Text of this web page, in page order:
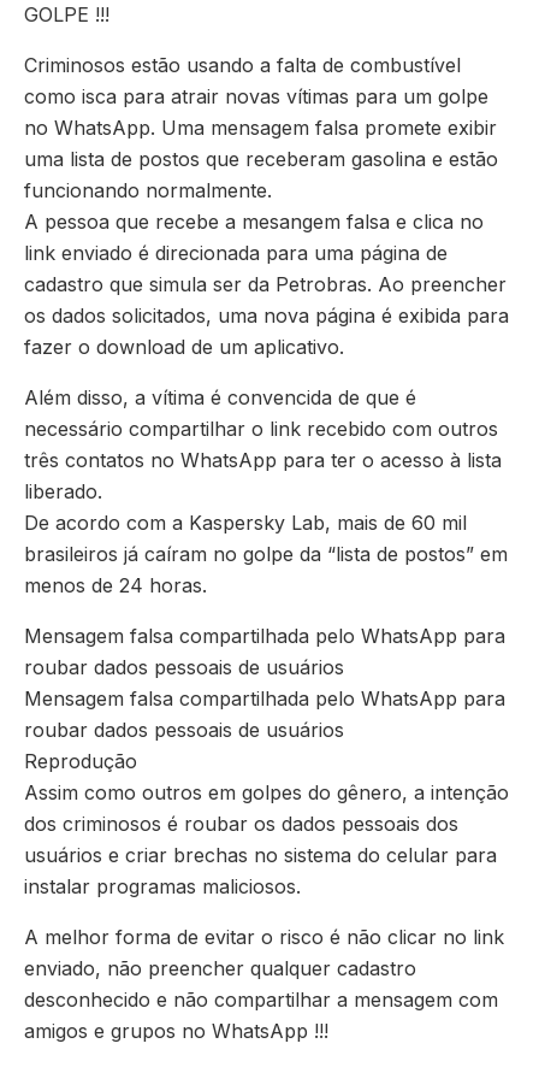
GOLPE !!!
Criminosos estão usando a falta de combustível
como isca para atrair novas vítimas para um golpe
no WhatsApp. Uma mensagem falsa promete exibir
uma lista de postos que receberam gasolina e estão
funcionando normalmente.
A pessoa que recebe a mesangem falsa e clica no
link enviado é direcionada para uma página de
cadastro que simula ser da Petrobras. Ao preencher
os dados solicitados, uma nova página é exibida para
fazer o download de um aplicativo.
Além disso, a vítima é convencida de que é
necessário compartilhar o link recebido com outros
três contatos no WhatsApp para ter o acesso à lista
liberado.
De acordo com a Kaspersky Lab, mais de 60 mil
brasileiros já caíram no golpe da “lista de postos” em
menos de 24 horas.
Mensagem falsa compartilhada pelo WhatsApp para
roubar dados pessoais de usuários
Mensagem falsa compartilhada pelo WhatsApp para
roubar dados pessoais de usuários
Reprodução
Assim como outros em golpes do gênero, a intenção
dos criminosos é roubar os dados pessoais dos
usuários e criar brechas no sistema do celular para
instalar programas maliciosos.
A melhor forma de evitar o risco é não clicar no link
enviado, não preencher qualquer cadastro
desconhecido e não compartilhar a mensagem com
amigos e grupos no WhatsApp !!!